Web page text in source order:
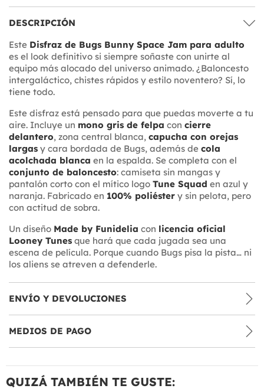
DESCRIPCIÓN
Este Disfraz de Bugs Bunny Space Jam para adulto
es el look definitivo si siempre soñaste con unirte al
equipo más alocado del universo animado. ¿Baloncesto
intergaláctico, chistes rápidos y estilo noventero? Sí, lo
tiene todo.
Este disfraz está pensado para que puedas moverte a tu
aire. Incluye un mono gris de felpa con cierre
delantero, zona central blanca, capucha con orejas
largas y cara bordada de Bugs, además de cola
acolchada blanca en la espalda. Se completa con el
conjunto de baloncesto: camiseta sin mangas y
pantalón corto con el mítico logo Tune Squad en azul y
naranja. Fabricado en 100% poliéster y sin pelota, pero
con actitud de sobra.
Un diseño Made by Funidelia con licencia oficial
Looney Tunes que hará que cada jugada sea una
escena de película. Porque cuando Bugs pisa la pista… ni
los aliens se atreven a defenderle.
ENVÍO Y DEVOLUCIONES
MEDIOS DE PAGO
QUIZÁ TAMBIÉN TE GUSTE: